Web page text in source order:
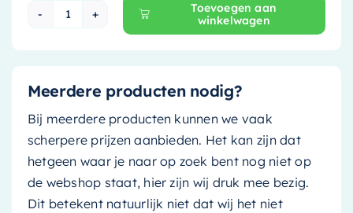
Ink Topdeck 40 Wastafelblad - 80 cm x 40 cm
Toevoegen aan
winkelwagen
Meerdere producten nodig?
Bij meerdere producten kunnen we vaak
scherpere prijzen aanbieden. Het kan zijn dat
hetgeen waar je naar op zoek bent nog niet op
de webshop staat, hier zijn wij druk mee bezig.
Dit betekent natuurlijk niet dat wij het niet